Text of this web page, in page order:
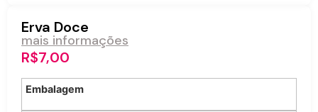
Erva Doce
mais informações
R$7,00
Embalagem